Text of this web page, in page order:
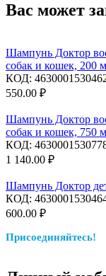
Вас может
Шампунь Доктор
собак и кошек, 200
КОД:
550.00 ₽
Шампунь Доктор
собак и кошек, 750
КОД:
1 140.00 ₽
Шампунь Доктор
КОД:
600.00 ₽
Присоединяйтесь!